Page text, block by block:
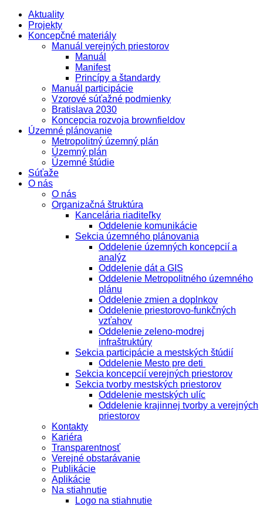
Aktuality
Projekty
Koncepčné materiály
Manuál verejných priestorov
Manuál
Manifest
Princípy a štandardy
Manuál participácie
Vzorové súťažné podmienky
Bratislava 2030
Koncepcia rozvoja brownfieldov
Územné plánovanie
Metropolitný územný plán
Územný plán
Územné štúdie
Súťaže
O nás
O nás
Organizačná štruktúra
Kancelária riaditeľky
Oddelenie komunikácie
Sekcia územného plánovania
Oddelenie územných koncepcií a
analýz
Oddelenie dát a GIS
Oddelenie Metropolitného územného
plánu
Oddelenie zmien a doplnkov
Oddelenie priestorovo-funkčných
vzťahov
Oddelenie zeleno-modrej
infraštruktúry
Sekcia participácie a mestských štúdií
Oddelenie Mesto pre deti
Sekcia koncepcií verejných priestorov
Sekcia tvorby mestských priestorov
Oddelenie mestských ulíc
Oddelenie krajinnej tvorby a verejných
priestorov
Kontakty
Kariéra
Transparentnosť
Verejné obstarávanie
Publikácie
Aplikácie
Na stiahnutie
Logo na stiahnutie